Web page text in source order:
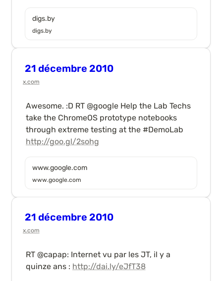
digs.by
digs.by
21 décembre 2010
x.com
Awesome. :D RT @google Help the Lab Techs
take the ChromeOS prototype notebooks
http://goo.gl/2sohg
www.google.com
www.google.com
21 décembre 2010
x.com
RT @capap: Internet vu par les JT, il y a
quinze ans : http://dai.ly/eJfT38